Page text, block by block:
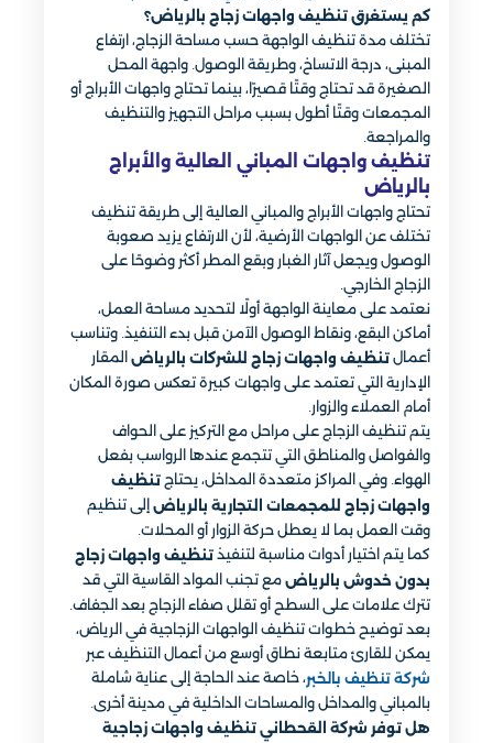
كم يستغرق تنظيف واجهات زجاج بالرياض؟
تختلف مدة تنظيف الواجهة حسب مساحة الزجاج، ارتفاع
المبنى، درجة الاتساخ، وطريقة الوصول. واجهة المحل
الصغيرة قد تحتاج وقتًا قصيرًا، بينما تحتاج واجهات الأبراج أو
المجمعات وقتًا أطول بسبب مراحل التجهيز والتنظيف
والمراجعة.
تنظيف واجهات المباني العالية والأبراج
بالرياض
تحتاج واجهات الأبراج والمباني العالية إلى طريقة تنظيف
تختلف عن الواجهات الأرضية، لأن الارتفاع يزيد صعوبة
الوصول ويجعل آثار الغبار وبقع المطر أكثر وضوحًا على
الزجاج الخارجي.
نعتمد على معاينة الواجهة أولًا لتحديد مساحة العمل،
أماكن البقع، ونقاط الوصول الآمن قبل بدء التنفيذ. وتناسب
أعمال تنظيف واجهات زجاج للشركات بالرياض المقار
الإدارية التي تعتمد على واجهات كبيرة تعكس صورة المكان
أمام العملاء والزوار.
يتم تنظيف الزجاج على مراحل مع التركيز على الحواف
والفواصل والمناطق التي تتجمع عندها الرواسب بفعل
الهواء. وفي المراكز متعددة المداخل، يحتاج تنظيف
واجهات زجاج للمجمعات التجارية بالرياض إلى تنظيم
وقت العمل بما لا يعطل حركة الزوار أو المحلات.
كما يتم اختيار أدوات مناسبة لتنفيذ تنظيف واجهات زجاج
بدون خدوش بالرياض مع تجنب المواد القاسية التي قد
تترك علامات على السطح أو تقلل صفاء الزجاج بعد الجفاف.
بعد توضيح خطوات تنظيف الواجهات الزجاجية في الرياض،
يمكن للقارئ متابعة نطاق أوسع من أعمال التنظيف عبر
شركة تنظيف بالخبر، خاصة عند الحاجة إلى عناية شاملة
بالمباني والمداخل والمساحات الداخلية في مدينة أخرى.
هل توفر شركة القحطاني تنظيف واجهات زجاجية